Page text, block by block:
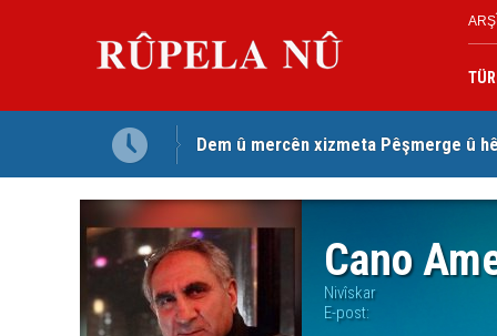
Dem û mercên xizmeta Pêşmerge û
Cano
Nivîskar
E-post: